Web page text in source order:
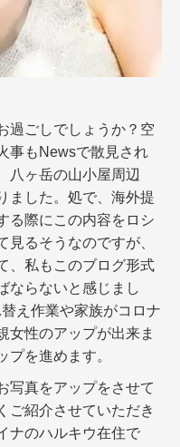
過ごしでしょうか？空
事もNewsで散見され
八ヶ岳の山小屋周辺
ました。処で、海外提
る際にこの内容をロシ
るそうなのですが、
、私もこのブログ形式
ならないと感じまし
え作業や家族がコロナ
女性のアップが出来ま
プを進めます。
写真をアップをさせて
ご紹介させていただき
ナのハルキウ在住で